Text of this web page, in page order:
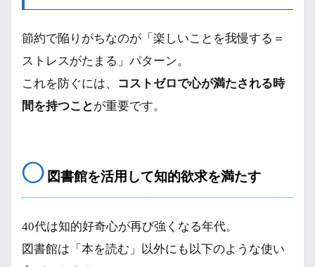
節約で陥りがちなのが「楽しいことを我慢する＝
ストレスがたまる」パターン。
これを防ぐには、
コストゼロで心が満たされる時
間を持つことが重要です。
◯図書館を活用して知的欲求を満たす
40代は知的好奇心が再び強くなる年代。
図書館は「本を読む」以外にも以下のような使い